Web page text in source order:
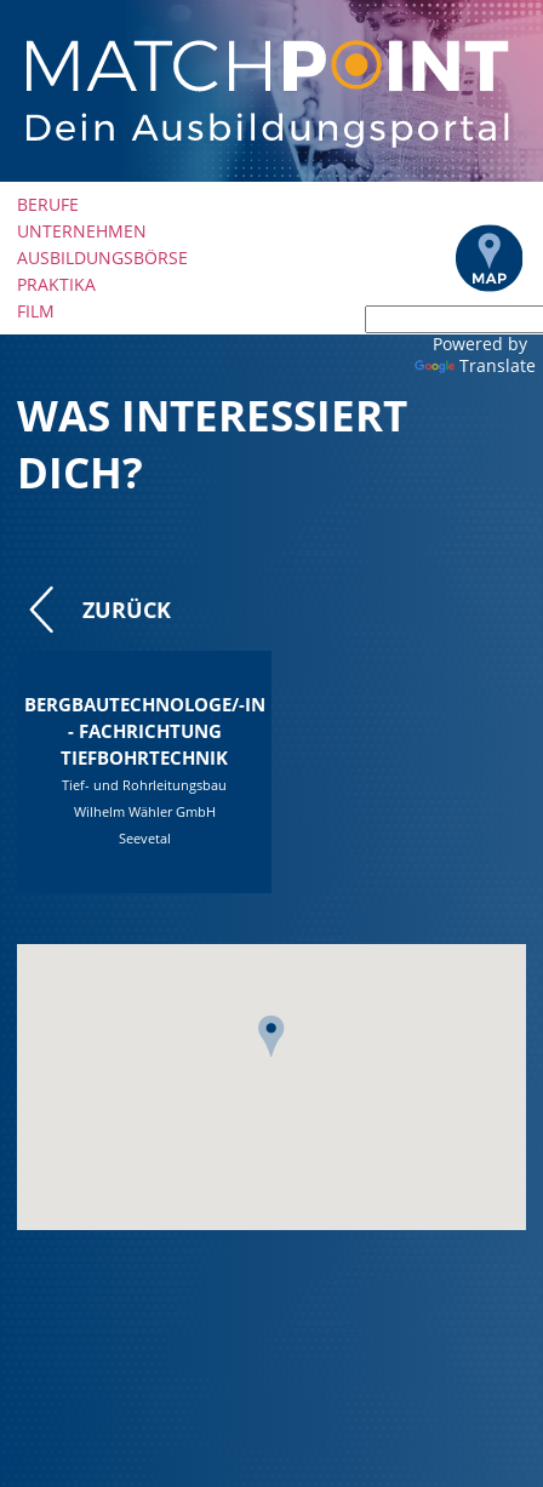
überspringen
BERUFE
UNTERNEHMEN
AUSBILDUNGSBÖRSE
PRAKTIKA
FILM
Powered by
Translate
WAS INTERESSIERT
DICH?
ZURÜCK
BERGBAUTECHNOLOGE/-IN
- FACHRICHTUNG
TIEFBOHRTECHNIK
Tief- und Rohrleitungsbau
Wilhelm Wähler GmbH
Seevetal